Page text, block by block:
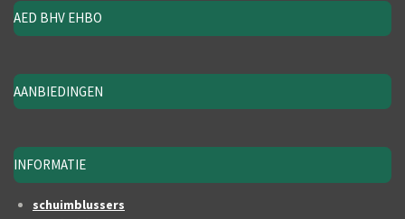
AED BHV EHBO
AANBIEDINGEN
INFORMATIE
schuimblussers